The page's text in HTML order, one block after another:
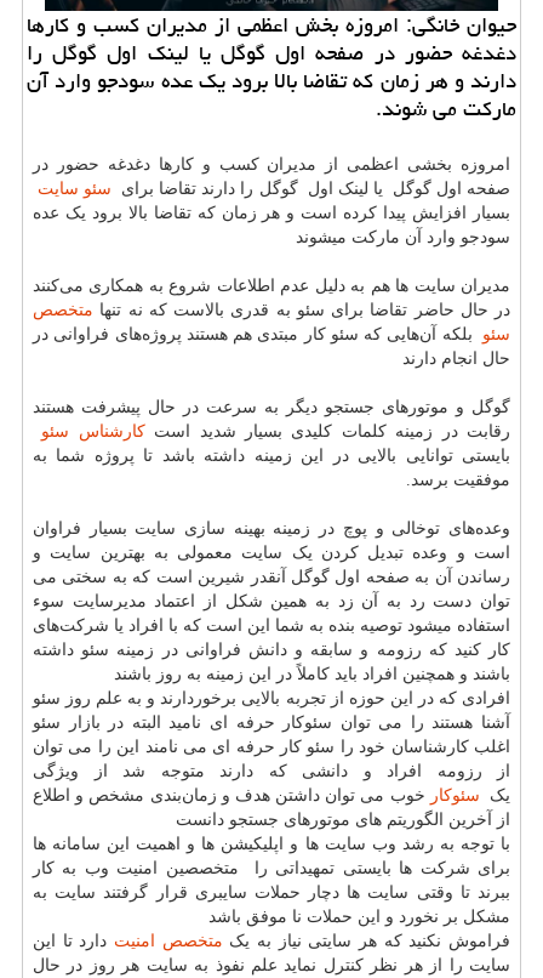
حیوان خانگی: امروزه بخش اعظمی از مدیران كسب و كارها
دغدغه حضور در صفحه اول گوگل یا لینك اول گوگل را
دارند و هر زمان كه تقاضا بالا برود یك عده سودجو وارد آن
ماركت می شوند.
امروزه بخشی اعظمی از مدیران کسب و کارها دغدغه حضور در
صفحه اول گوگل یا لینک اول گوگل را دارند تقاضا برای سئو سایت
بسیار افزایش پیدا کرده است و هر زمان که تقاضا بالا برود یک عده
سودجو وارد آن مارکت میشوند
مدیران سایت ها هم به دلیل عدم اطلاعات شروع به همکاری می‌کنند
در حال حاضر تقاضا برای سئو به قدری بالاست که نه تنها متخصص
سئو بلکه آن‌هایی که سئو کار مبتدی هم هستند پروژه‌های فراوانی در
حال انجام دارند
گوگل و موتورهای جستجو دیگر به سرعت در حال پیشرفت هستند
رقابت در زمینه کلمات کلیدی بسیار شدید استکارشناس سئو
بایستی توانایی بالایی در این زمینه داشته باشد تا پروژه شما به
موفقیت برسد.
وعده‌های توخالی و پوچ در زمینه بهینه سازی سایت بسیار فراوان
است و وعده تبدیل کردن یک سایت معمولی به بهترین سایت و
رساندن آن به صفحه اول گوگل آنقدر شیرین است که به سختی می
توان دست رد به آن زد به همین شکل از اعتماد مدیرسایت سوء
استفاده میشود توصیه بنده به شما این است که با افراد یا شرکت‌های
کار کنید که رزومه و سابقه و دانش فراوانی در زمینه سئو داشته
باشند و همچنین افراد باید کاملاً در این زمینه به روز باشند
افرادی که در این حوزه از تجربه بالایی برخوردارند و به علم روز سئو
آشنا هستند را می توان سئوکار حرفه ای نامید البته در بازار سئو
اغلب کارشناسان خود را سئو کار حرفه ای می نامند این را می توان
از رزومه افراد و دانشی که دارند متوجه شد از ویژگی
یک سئوکار خوب می توان داشتن هدف و زمان‌بندی مشخص و اطلاع
از آخرین الگوریتم های موتورهای جستجو دانست
با توجه به رشد وب سایت ها و اپلیکیشن ها و اهمیت این سامانه ها
برای شرکت ها بایستی تمهیداتی را متخصصین امنیت وب به کار
ببرند تا وقتی سایت ها دچار حملات سایبری قرار گرفتند سایت به
مشکل بر نخورد و این حملات نا موفق باشد
فراموش نکنید که هر سایتی نیاز به یک متخصص امنیت دارد تا این
سایت را از هر نظر کنترل نماید علم نفوذ به سایت هر روز در حال